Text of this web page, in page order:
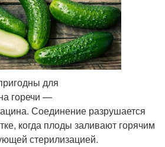
для
горечи —
Соединение разрушается
когда плоды заливают горячим
стерилизацией.